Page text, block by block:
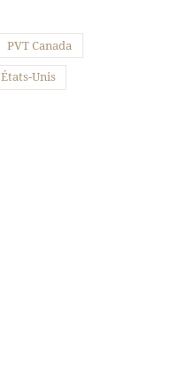
PVT Canada
États-Unis